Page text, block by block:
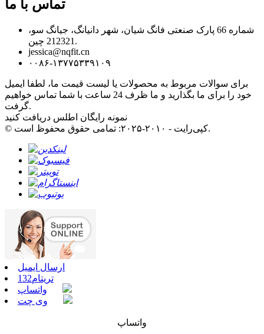
تماس با ما
شماره 66 پارک صنعتی فانگ شیان، شهر دانیانگ، جیانگ سو،
212321 چین.
jessica@nqfit.cn
۰۰۸۶-۱۳۷۷۵۳۳۹۱۰۹
برای سوالات مربوط به محصولات یا لیست قیمت ما، لطفا ایمیل
خود را برای ما بگذارید و ما ظرف 24 ساعت با شما تماس خواهیم
گرفت.
نمونه رایگان اطلس دریافت کنید
© کپی‌رایت - ۲۰۱۰-۲۰۲۵: تمامی حقوق محفوظ است.
ارسال ایمیل
تریتام132
واتساپ
وی چت
واتساپ